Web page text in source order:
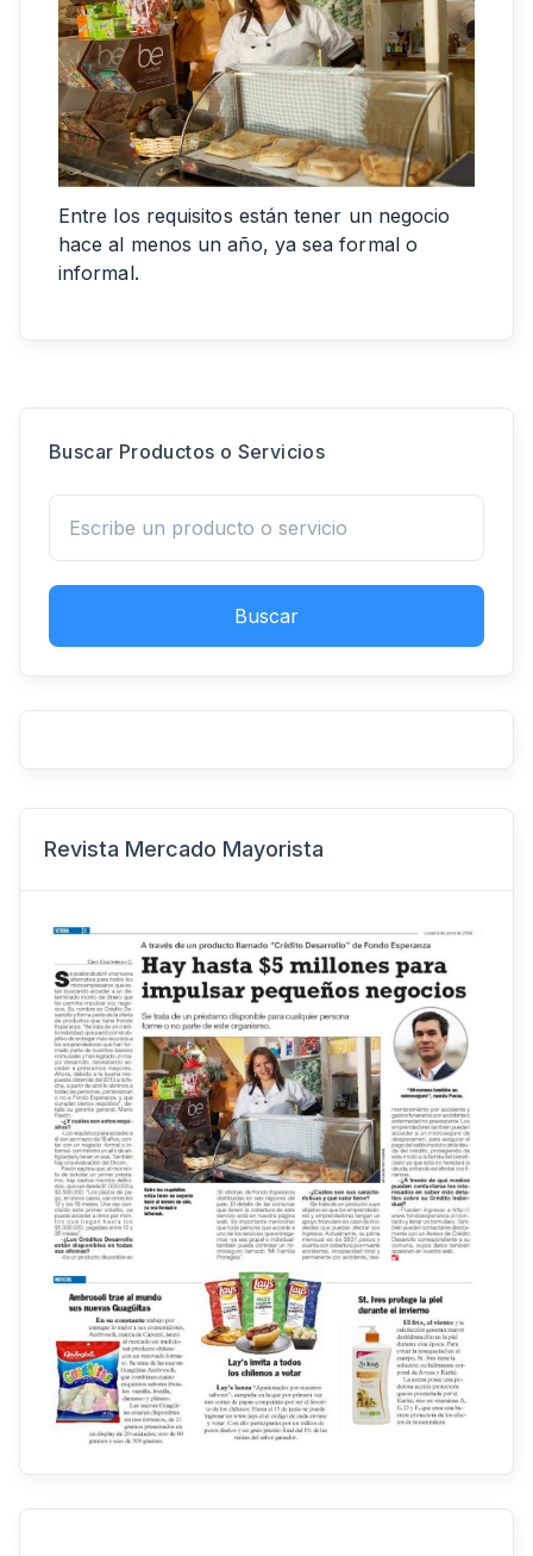
Entre los requisitos están tener un negocio
hace al menos un año, ya sea formal o
informal.
Buscar Productos o Servicios
Buscar
Revista Mercado Mayorista